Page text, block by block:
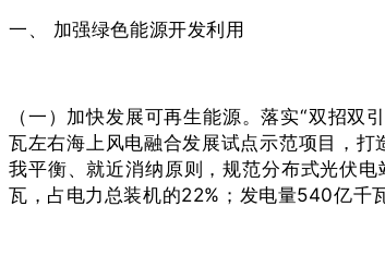
一、 加强绿色能源开发利用
（一）加快发展可再生能源。落实“双招
瓦左右海上风电融合发展试点示范项目，
我平衡、就近消纳原则，规范分布式光伏
瓦，占电力总装机的22%；发电量540亿千